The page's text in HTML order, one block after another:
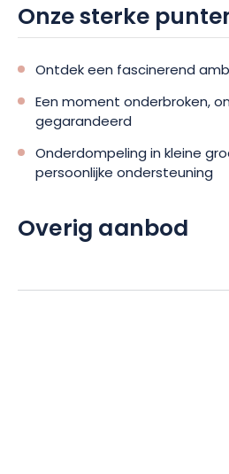
Onze sterke
Ontdek een fascinerend
Een moment onderbroken,
gegarandeerd
Onderdompeling in kleine
persoonlijke ondersteuning
Overig aanbod